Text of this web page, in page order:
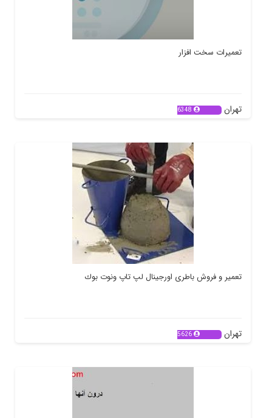
تعمیرات سخت افزار
تهران 6348
تعمیر و فروش باطری اورجینال لپ تاپ ونوت بوك
تهران 5626